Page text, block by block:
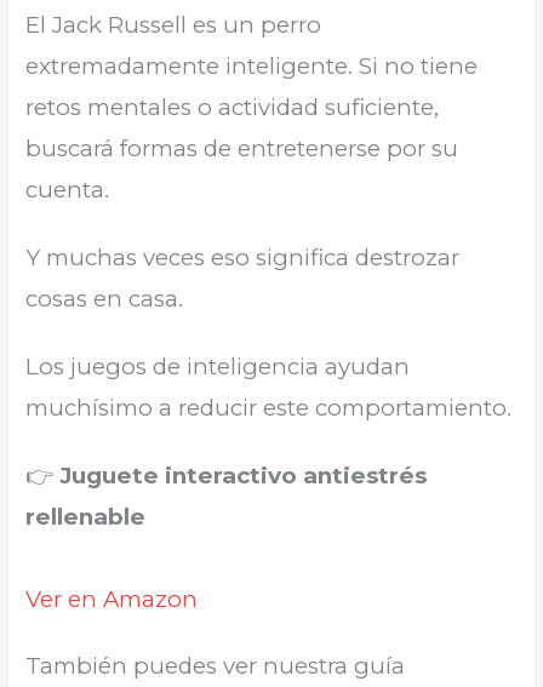
El Jack Russell es un perro
extremadamente inteligente. Si no tiene
retos mentales o actividad suficiente,
buscará formas de entretenerse por su
cuenta.
Y muchas veces eso significa destrozar
cosas en casa.
Los juegos de inteligencia ayudan
muchísimo a reducir este comportamiento.
👉Juguete interactivo antiestrés
rellenable
Ver en Amazon
También puedes ver nuestra guía